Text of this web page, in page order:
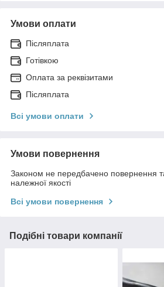
Умови оплати
Післяплата
Готівкою
Оплата за реквізитами
Післяплата
Всі умови оплати
Умови повернення
Законом не передбачено повернення
належної якості
Всі умови повернення
Подібні товари компанії